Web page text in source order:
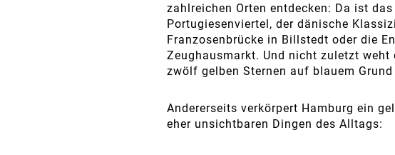
zahlreichen Orten entdecken: Da ist
Portugiesenviertel, der dänische
Franzosenbrücke in Billstedt oder die
Zeughausmarkt. Und nicht zuletzt weht
zwölf gelben Sternen auf blauem
Andererseits verkörpert Hamburg ein
eher unsichtbaren Dingen des Alltags: